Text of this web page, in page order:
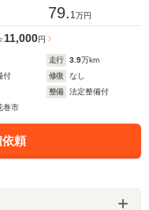
79. 1万円
11,000円
走行 3.9万km
付 修復
なし
整備
法定整備付
巻市
頼